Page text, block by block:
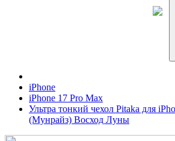
iPhone
iPhone 17 Pro Max
Ультра тонкий чехол Pitaka для
(Мунрайз) Восход Луны